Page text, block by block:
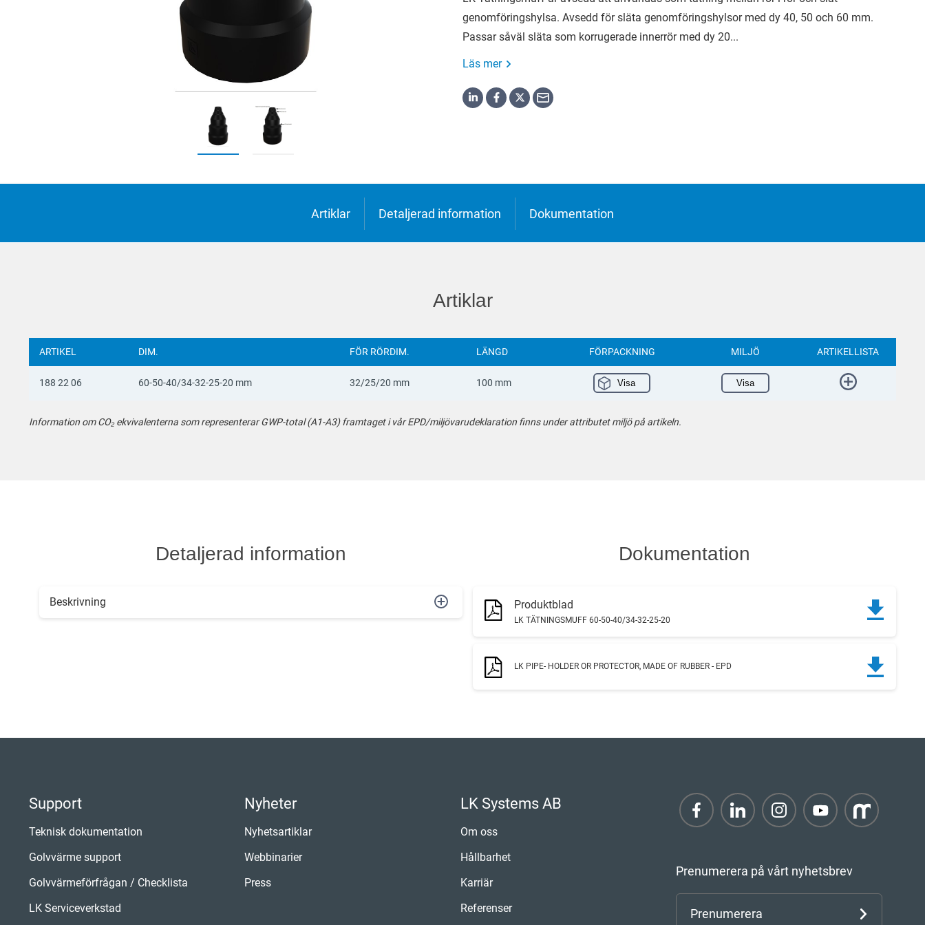
Deutsch
Italiano
Yкраїнська
genomföringshylsa. Avsedd för släta genomföringshylsor med dy 40, 50 och 60 mm.
Passar såväl släta som korrugerade innerrör med dy 20...
Läs mer
Artiklar Detaljerad information Dokumentation
Artiklar
ARTIKEL DIM. FÖR RÖRDIM. LÄNGD FÖRPACKNING MILJÖ ARTIKELLISTA
188 22 06 60-50-40/34-32-25-20 mm 32/25/20 mm 100 mm Visa Visa
Information om CO₂ ekvivalenterna som representerar GWP-total (A1-A3) framtaget i vår EPD/miljövarudeklaration finns under attributet miljö på artikeln.
Detaljerad information
Beskrivning
Dokumentation
Produktblad
LK TÄTNINGSMUFF 60-50-40/34-32-25-20
LK PIPE- HOLDER OR PROTECTOR, MADE OF RUBBER - EPD
Support
Teknisk dokumentation
Golvvärme support
Golvvärmeförfrågan / Checklista
LK Serviceverkstad
Nyheter
Nyhetsartiklar
Webbinarier
Press
LK Systems AB
Om oss
Hållbarhet
Karriär
Referenser
Prenumerera på vårt nyhetsbrev
Prenumerera